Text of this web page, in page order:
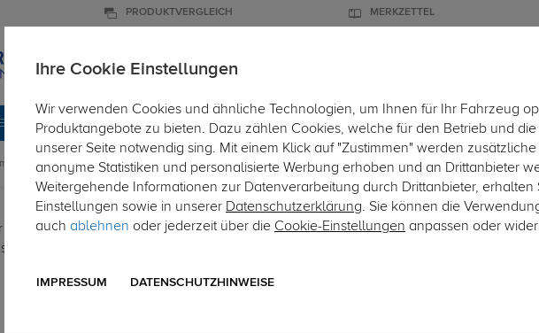
PRODUKTVERGLEICH MERKZETTEL
DACHTRÄGER DACHBOXEN FAHRRADTRÄGER ZUBEHÖR
Art.-Nr. DATR6170-139
Dachträger G3 Clop
Ihre Cookie Einstellungen
Wir verwenden Cookies und ähnliche Technologien, um Ihnen für Ihr Fahrzeug
Produktangebote zu bieten. Dazu zählen Cookies, welche für den Betrieb und die
unserer Seite notwendig sing. Mit einem Klick auf "Zustimmen" werden
anonyme Statistiken und personalisierte Werbung erhoben und an Drittanbieter
Weitergehende Informationen zur Datenverarbeitung durch Drittanbieter, erhalten
Einstellungen sowie in unserer Datenschutzerklärung. Sie können die
auch ablehnen oder jederzeit über die Cookie-Einstellungen anpassen oder
IMPRESSUM DATENSCHUTZHINWEISE